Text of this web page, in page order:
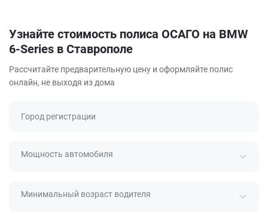
Узнайте стоимость полиса ОСАГО на BMW
6-Series в Ставрополе
Рассчитайте предварительную цену и оформляйте полис
онлайн, не выходя из дома
Город регистрации
Мощность автомобиля
Минимальный возраст водителя